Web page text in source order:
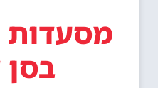
מסעדות
בסן